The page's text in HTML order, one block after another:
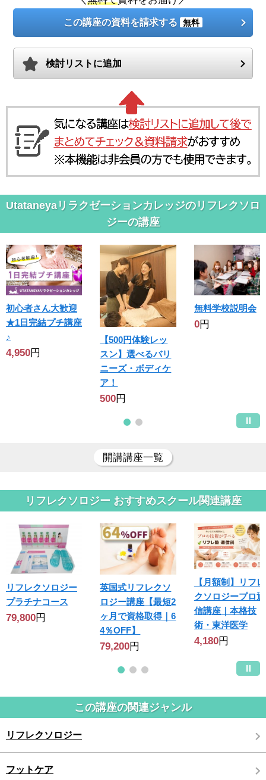
この講座の資料を請求する 無料
検討リストに追加
Utataneyaリラクゼーションカレッジのリフレクソロ
ジーの講座
初心者さん大歓迎
★1日完結プチ講座
♪
4,950円
【500円体験レッ
スン】選べるバリ
ニーズ・ボディケ
ア！
500円
無料学校説明会
0円
開講講座一覧
リフレクソロジー おすすめスクール関連講座
リフレクソロジー
プラチナコース
79,800円
英国式リフレクソ
ロジー講座【最短2
ヶ月で資格取得｜6
4％OFF】
79,200円
【月額制】リフレ
クソロジープロ通
信講座｜本格技
術・東洋医学
4,180円
この講座の関連ジャンル
リフレクソロジー
フットケア